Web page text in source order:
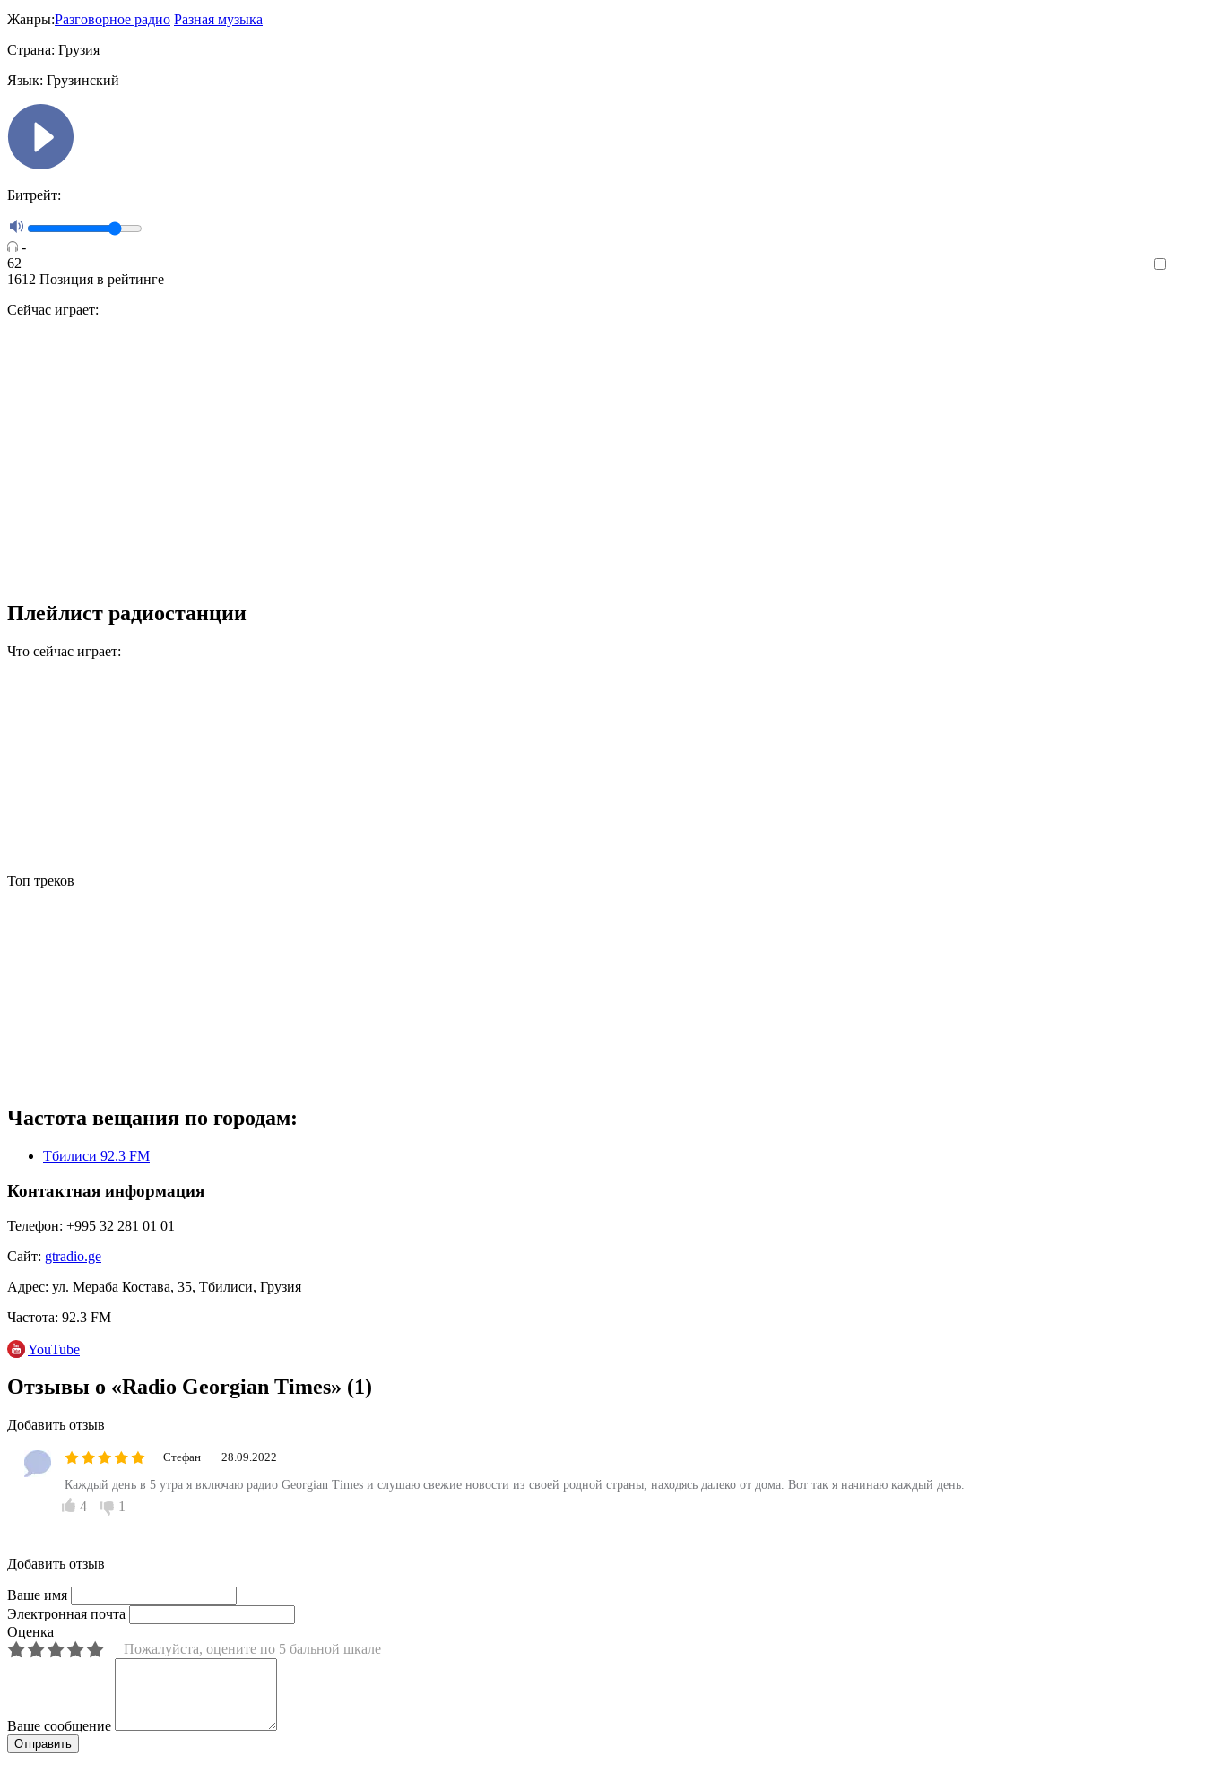
Жанры:Разговорное радио Разная музыка
Страна: Грузия
Язык: Грузинский
Битрейт:
-
62
1612 Позиция в рейтинге
Сейчас играет:
Плейлист радиостанции
Что сейчас играет:
Топ треков
Частота вещания по городам:
Тбилиси 92.3 FM
Контактная информация
Телефон: +995 32 281 01 01
Сайт: gtradio.ge
Адрес: ул. Мераба Костава, 35, Тбилиси, Грузия
Частота: 92.3 FM
YouTube
Отзывы о «Radio Georgian Times» (1)
Добавить отзыв
Стефан 28.09.2022
Каждый день в 5 утра я включаю радио Georgian Times и слушаю свежие новости из своей родной страны, находясь далеко от дома. Вот так я начинаю каждый день.
4 1
Добавить отзыв
Ваше имя
Электронная почта
Оценка
Пожалуйста, оцените по 5 бальной шкале
Ваше сообщение